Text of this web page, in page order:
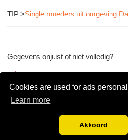
Cookies are used for ads
Learn more
Akkoord
TIP >Single moeders uit omgeving
Gegevens onjuist of niet volledig?